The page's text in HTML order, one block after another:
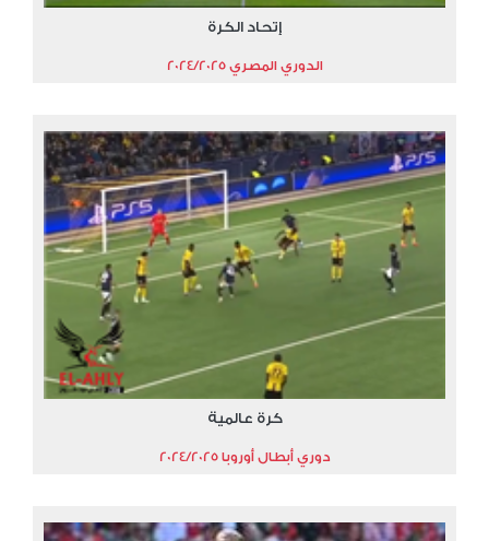
إتحاد الكرة
الدوري المصري 2024/2025
كرة عالمية
دوري أبطال أوروبا 2024/2025